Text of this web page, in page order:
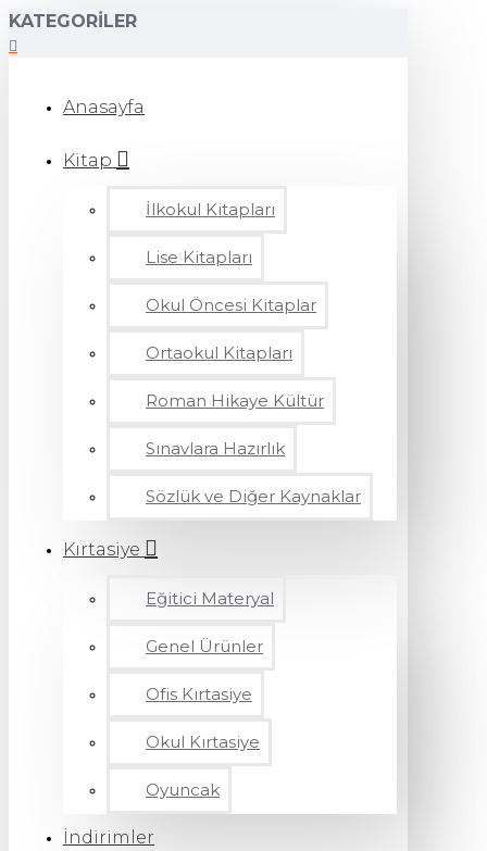
KATEGORILER
Anasayfa
Kitap
İlkokul Kitapları
Lise Kitapları
Okul Öncesi Kitaplar
Ortaokul Kitapları
Roman Hikaye Kültür
Sınavlara Hazırlık
Sözlük ve Diğer Kaynaklar
Kırtasiye
Eğitici Materyal
Genel Ürünler
Ofis Kırtasiye
Okul Kırtasiye
Oyuncak
İndirimler